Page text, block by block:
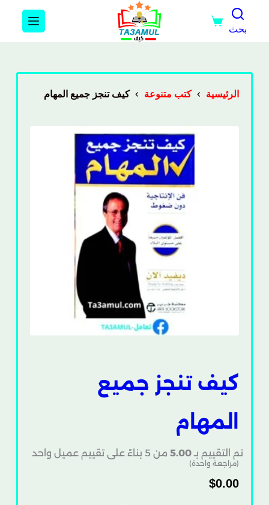
بحث
الرئيسية كتب متنوعة كيف تنجز جميع المهام
كيف تنجز جميع
المهام
تم التقييم بـ5.00 من 5 بناءً على تقييم عميل واحد
(مراجعة واحدة)
$0.00